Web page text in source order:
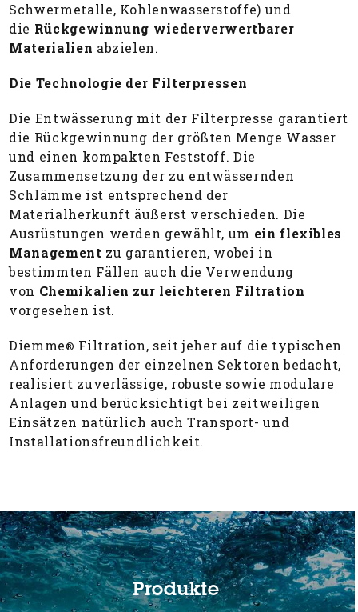
Schwermetalle, Kohlenwasserstoffe) und
die Rückgewinnung wiederverwertbarer
Materialien abzielen.
Die Technologie der Filterpressen
Die Entwässerung mit der Filterpresse garantiert
die Rückgewinnung der größten Menge Wasser
und einen kompakten Feststoff. Die
Zusammensetzung der zu entwässernden
Schlämme ist entsprechend der
Materialherkunft äußerst verschieden. Die
Ausrüstungen werden gewählt, um ein flexibles
Management zu garantieren, wobei in
bestimmten Fällen auch die Verwendung
von Chemikalien zur leichteren Filtration
vorgesehen ist.
Diemme® Filtration, seit jeher auf die typischen
Anforderungen der einzelnen Sektoren bedacht,
realisiert zuverlässige, robuste sowie modulare
Anlagen und berücksichtigt bei zeitweiligen
Einsätzen natürlich auch Transport- und
Installationsfreundlichkeit.
Produkte